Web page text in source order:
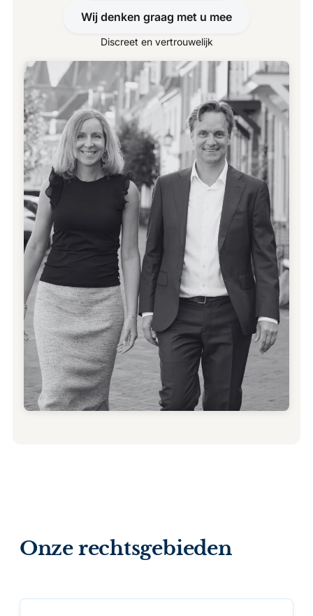
Wij denken graag met u mee
Discreet en vertrouwelijk
Onze rechtsgebieden